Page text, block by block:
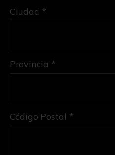
Ciudad *
Provincia *
Código Postal *